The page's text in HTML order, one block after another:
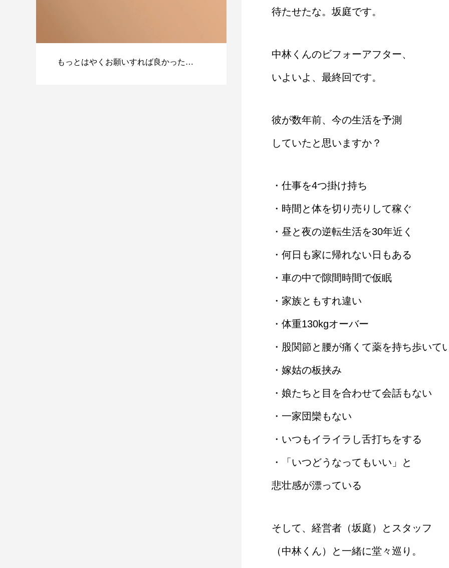
待たせたな。坂庭です。
中林くんのビフォーアフター、
いよいよ、最終回です。
彼が数年前、今の生活を予測
していたと思いますか？
・仕事を4つ掛け持ち
・時間と体を切り売りして稼ぐ
・昼と夜の逆転生活を30年近く
・何日も家に帰れない日もある
・車の中で隙間時間で仮眠
・家族ともすれ違い
・体重130kgオーバー
・股関節と腰が痛くて薬を持ち歩いて
・嫁姑の板挟み
・娘たちと目を合わせて会話もない
・一家団欒もない
・いつもイライラし舌打ちをする
・「いつどうなってもいい」と
悲壮感が漂っている
そして、経営者（坂庭）とスタッフ
（中林くん）と一緒に堂々巡り。
もっとはやくお願いすれば良かった… 【動画】人生を変える腹のくくり方